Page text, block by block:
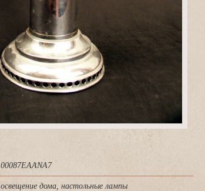
00087EAANA7
освещение дома, настольные лампы